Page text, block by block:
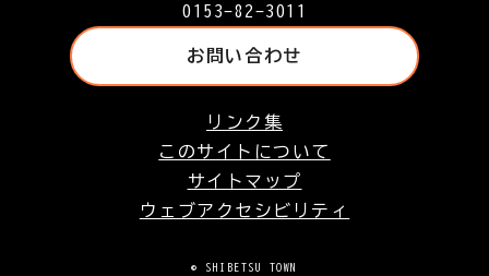
0153-82-3011
お問い合わせ
リンク集
このサイトについて
サイトマップ
ウェブアクセシビリティ
© SHIBETSU TOWN